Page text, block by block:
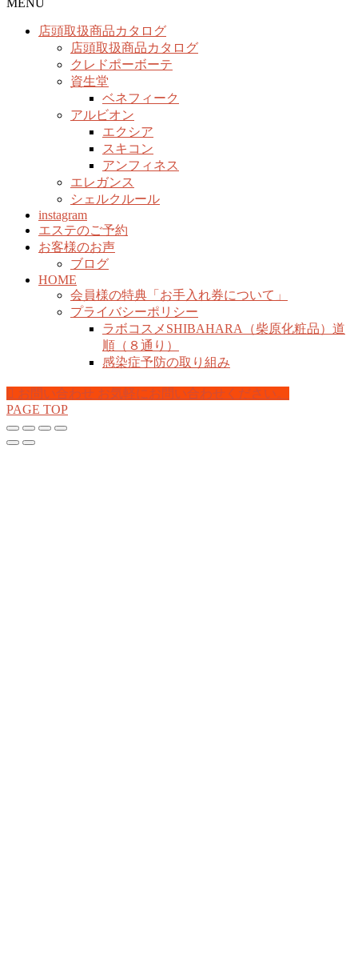
MENU
店頭取扱商品カタログ
店頭取扱商品カタログ
クレドポーボーテ
資生堂
ベネフィーク
アルビオン
エクシア
スキコン
アンフィネス
エレガンス
シェルクルール
instagram
エステのご予約
お客様のお声
ブログ
HOME
会員様の特典「お手入れ券について」
プライバシーポリシー
ラボコスメSHIBAHARA（柴原化粧品）道
順（８通り）
感染症予防の取り組み
お問い合わせ お気軽にお問い合わせください。
PAGE TOP